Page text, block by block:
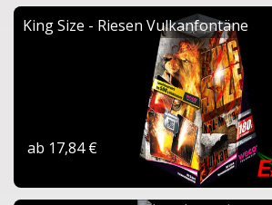
King Size - Riesen Vulkanfontäne
ab 17,84 €